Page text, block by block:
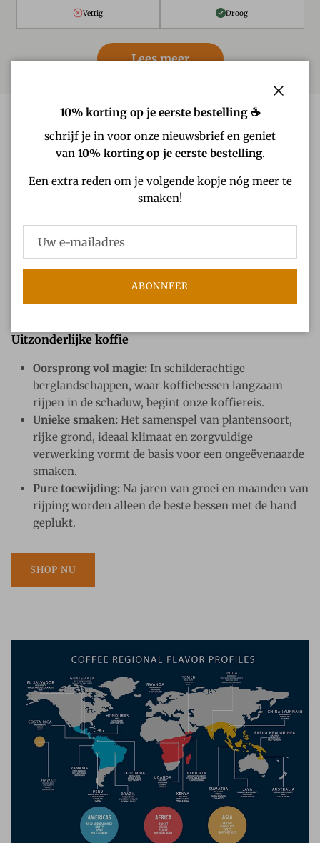
Vettig Droog
Lees meer
Uitzonderlijke koffie
Oorsprong vol magie: In schilderachtige
berglandschappen, waar koffiebessen langzaam
rijpen in de schaduw, begint onze koffiereis.
Unieke smaken: Het samenspel van plantensoort,
rijke grond, ideaal klimaat en zorgvuldige
verwerking vormt de basis voor een ongeëvenaarde
smaken.
Pure toewijding: Na jaren van groei en maanden van
rijping worden alleen de beste bessen met de hand
geplukt.
SHOP NU
10% korting op je eerste bestelling ☕
schrijf je in voor onze nieuwsbrief en geniet
van 10% korting op je eerste bestelling.
Een extra reden om je volgende kopje nóg meer te
smaken!
ABONNEER